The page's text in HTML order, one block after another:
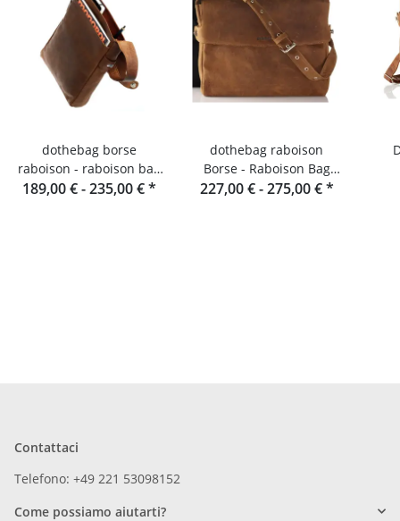
dothebag borse
raboison - raboison bag
upend Formato verticale
189,00 € -235,00 €*
dothebag raboison
Borse - Raboison Bag
Formato orizzontale toro
227,00 € -275,00 €*
Contattaci
Telefono: +49 221 53098152
Come possiamo aiutarti?